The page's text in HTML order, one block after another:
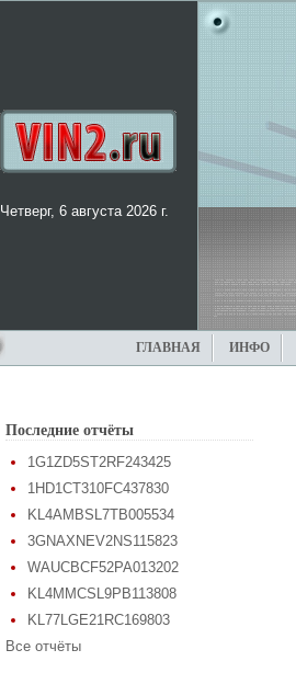
Четверг, 6 августа 2026 г.
ГЛАВНАЯ ИНФО
Последние отчёты
1G1ZD5ST2RF243425
1HD1CT310FC437830
KL4AMBSL7TB005534
3GNAXNEV2NS115823
WAUCBCF52PA013202
KL4MMCSL9PB113808
KL77LGE21RC169803
Все отчёты